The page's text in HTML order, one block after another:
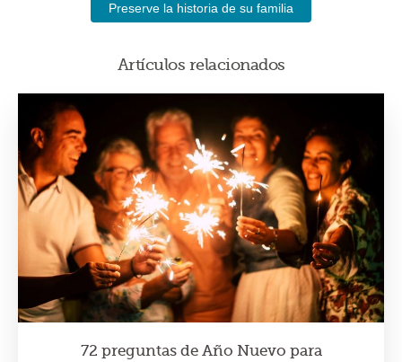
Preserve la historia de su familia
Artículos relacionados
72 preguntas de Año Nuevo para